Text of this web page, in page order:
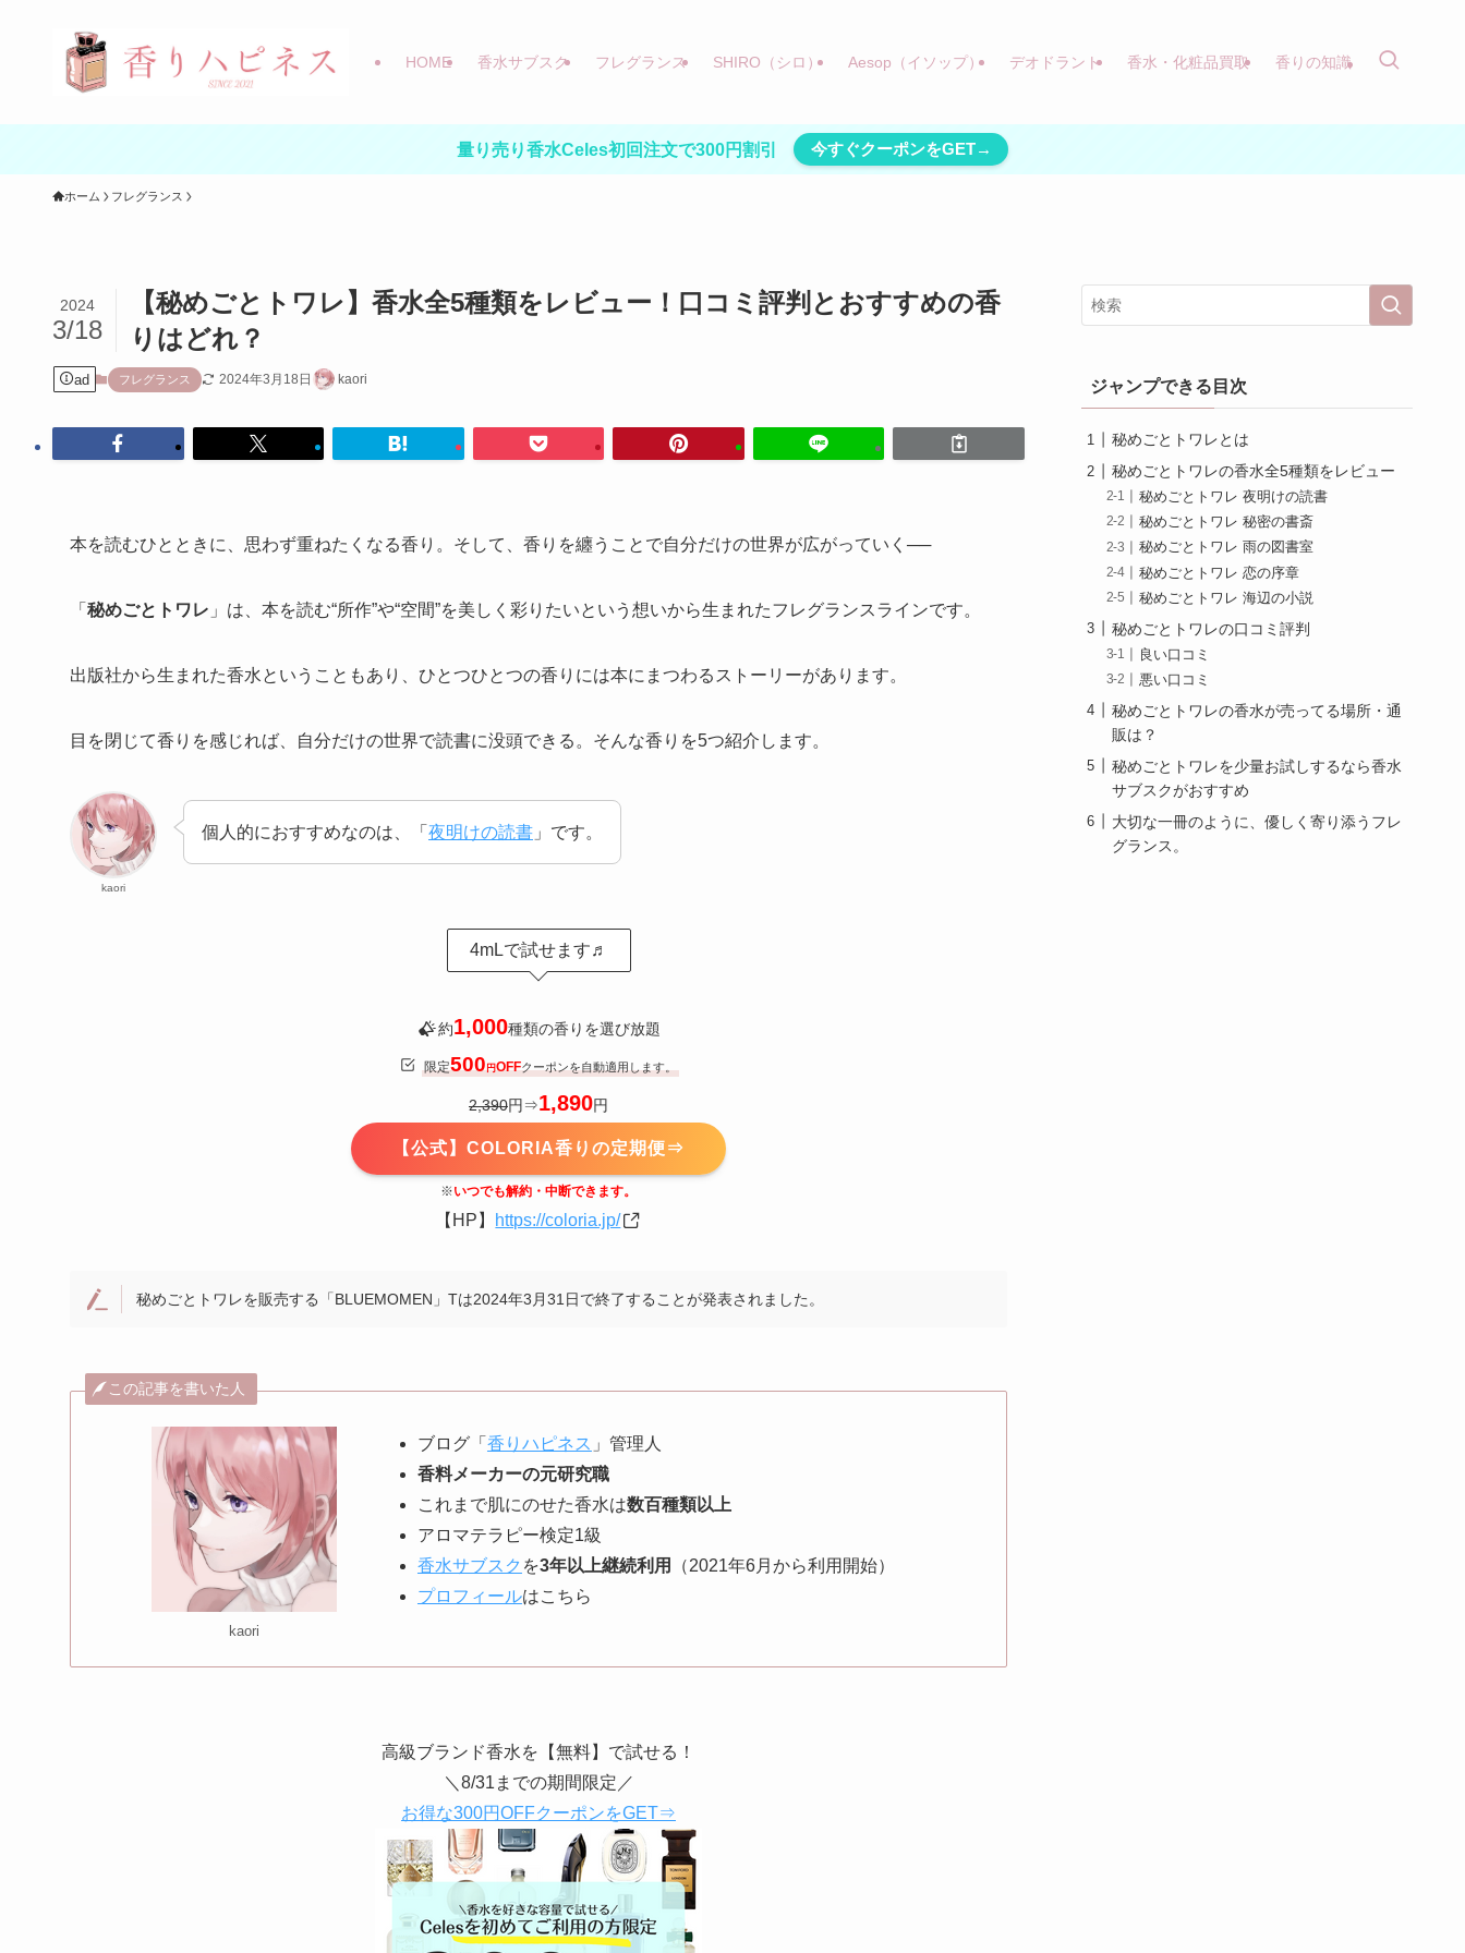
HOME 香水サブスク フレグランス SHIRO（シロ） Aesop（イソップ） デオドラント 香水・化粧品買取 香りの知識
量り売り香水Celes初回注文で300円割引 今すぐクーポンをGET→
ホーム フレグランス
【秘めごとトワレ】香水全5種類をレビュー！口コミ評判とおすすめの香
りはどれ？
2024
3/18
ad フレグランス 2024年3月18日 kaori
本を読むひとときに、思わず重ねたくなる香り。そして、香りを纏うことで自分だけの世界が広がっていく──
「 秘めごとトワレ 」は、本を読む“所作”や“空間”を美しく彩りたいという想いから生まれたフレグランスラインです。
出版社から生まれた香水ということもあり、ひとつひとつの香りには本にまつわるストーリーがあります。
目を閉じて香りを感じれば、自分だけの世界で読書に没頭できる。そんな香りを5つ紹介します。
kaori
個人的におすすめなのは、「 夜明けの読書 」です。
4mLで試せます♬
約1,000種類の香りを選び放題
限定500円OFFクーポンを自動適用します。
2,390円⇒1,890円
【公式】COLORIA香りの定期便⇒
※いつでも解約・中断できます。
【HP】 https://coloria.jp/
秘めごとトワレを販売する「BLUEMOMEN」Tは2024年3月31日で終了することが発表されました。
この記事を書いた人
kaori
ブログ「 香りハピネス 」管理人
香料メーカーの元研究職
これまで肌にのせた香水は数百種類以上
アロマテラピー検定1級
香水サブスク を3年以上継続利用
（2021年6月から利用開始）
プロフィールはこちら
高級ブランド香水を【無料】で試せる！
＼8/31までの期間限定／
お得な300円OFFクーポンをGET⇒
ジャンプできる目次
秘めごとトワレとは
秘めごとトワレの香水全5種類をレビュー
秘めごとトワレ 夜明けの読書
秘めごとトワレ 秘密の書斎
秘めごとトワレ 雨の図書室
秘めごとトワレ 恋の序章
秘めごとトワレ 海辺の小説
秘めごとトワレの口コミ評判
良い口コミ
悪い口コミ
秘めごとトワレの香水が売ってる場所・通
販は？
秘めごとトワレを少量お試しするなら香水
サブスクがおすすめ
大切な一冊のように、優しく寄り添うフレ
グランス。